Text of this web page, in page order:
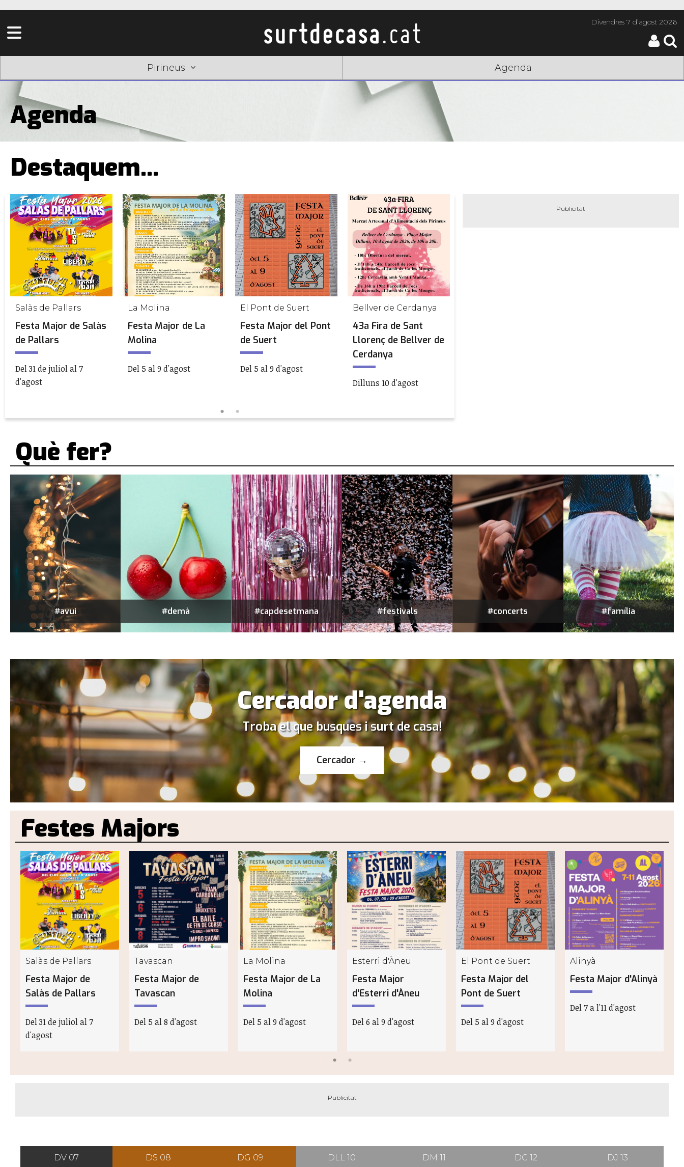
Divendres7 d’agost 2026
Pirineus Agenda
Agenda
Destaquem...
Salàs de Pallars
Festa Major de Salàs
de Pallars
Del 31 de juliol al 7
d'agost
La Molina
Festa Major de La
Molina
Del 5 al 9 d'agost
El Pont de Suert
Festa Major del Pont
de Suert
Del 5 al 9 d'agost
Bellver de Cerdanya
43a Fira de Sant
Llorenç de Bellver de
Cerdanya
Dilluns 10 d'agost
Què fer?
#avui #demà #capdesetmana #festivals #concerts #família
Cercador d'agenda
Troba el que busques i surt de casa!
Cercador →
Festes Majors
Salàs de Pallars
Festa Major de
Salàs de Pallars
Del 31 de juliol al 7
d'agost
Tavascan
Festa Major de
Tavascan
Del 5 al 8 d'agost
La Molina
Festa Major de La
Molina
Del 5 al 9 d'agost
Esterri d'Àneu
Festa Major
d'Esterri d'Àneu
Del 6 al 9 d'agost
El Pont de Suert
Festa Major del
Pont de Suert
Del 5 al 9 d'agost
Alinyà
Festa Major d'Alinyà
Del 7 a l'11 d'agost
DV 07 DS 08 DG 09 DLL 10 DM 11 DC 12 DJ 13